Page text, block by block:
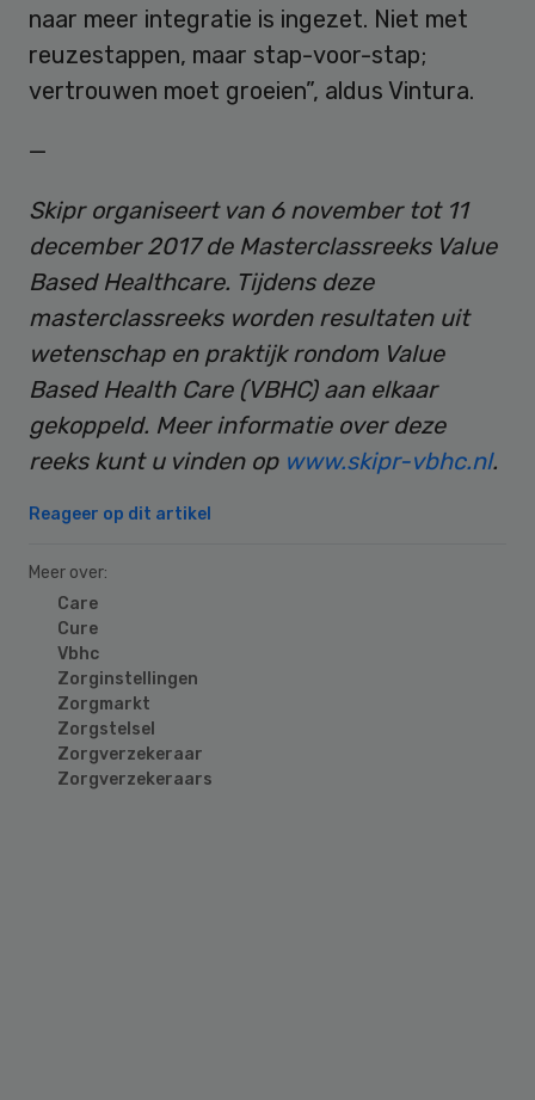
naar meer integratie is ingezet. Niet met
reuzestappen, maar stap-voor-stap;
vertrouwen moet groeien”, aldus Vintura.
—
Skipr organiseert van 6 november tot 11
december 2017 de Masterclassreeks Value
Based Healthcare. Tijdens deze
masterclassreeks worden resultaten uit
wetenschap en praktijk rondom Value
Based Health Care (VBHC) aan elkaar
gekoppeld. Meer informatie over deze
reeks kunt u vinden op www.skipr-vbhc.nl.
Reageer op dit artikel
Meer over:
Care
Cure
Vbhc
Zorginstellingen
Zorgmarkt
Zorgstelsel
Zorgverzekeraar
Zorgverzekeraars